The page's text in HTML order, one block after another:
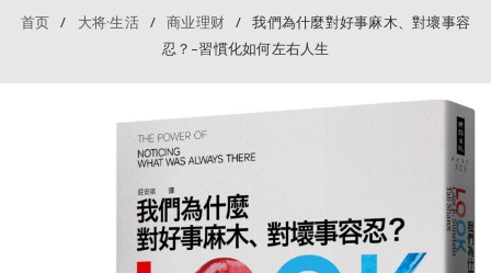
首页 / 大将·生活 / 商业理财 / 我們為什麼對好事麻木、對壞事容
忍？–習慣化如何左右人生